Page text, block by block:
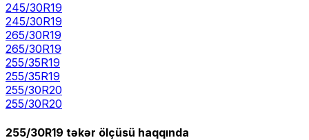
245/30R19
245/30R19
265/30R19
265/30R19
255/35R19
255/35R19
255/30R20
255/30R20
255/30R19 təkər ölçüsü haqqında